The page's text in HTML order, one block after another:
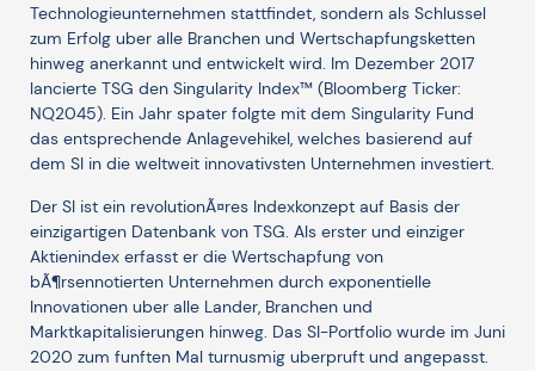
Technologieunternehmen stattfindet, sondern als Schlussel
zum Erfolg uber alle Branchen und Wertschapfungsketten
hinweg anerkannt und entwickelt wird. Im Dezember 2017
lancierte TSG den Singularity Index™ (Bloomberg Ticker:
NQ2045). Ein Jahr spater folgte mit dem Singularity Fund
das entsprechende Anlagevehikel, welches basierend auf
dem SI in die weltweit innovativsten Unternehmen investiert.
Der SI ist ein revolutionÃ¤res Indexkonzept auf Basis der
einzigartigen Datenbank von TSG. Als erster und einziger
Aktienindex erfasst er die Wertschapfung von
bÃ¶rsennotierten Unternehmen durch exponentielle
Innovationen uber alle Lander, Branchen und
Marktkapitalisierungen hinweg. Das SI-Portfolio wurde im Juni
2020 zum funften Mal turnusmig uberpruft und angepasst.